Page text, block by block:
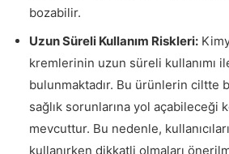
bozabilir.
Uzun Süreli Kullanım Riskleri:
kremlerinin uzun süreli kullanımı
bulunmaktadır. Bu ürünlerin ciltte
sağlık sorunlarına yol açabileceği
mevcuttur. Bu nedenle,
kullanırken dikkatli olmaları